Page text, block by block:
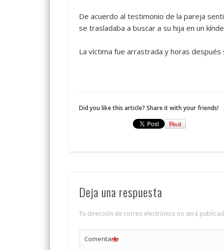
De acuerdo al testimonio de la pareja
se trasladaba a buscar a su hija en un
La víctima fue arrastrada y horas
Did you like this article? Share it with your friends!
Deja una respuesta
Tu dirección de correo electrónico no será
Comentario
*